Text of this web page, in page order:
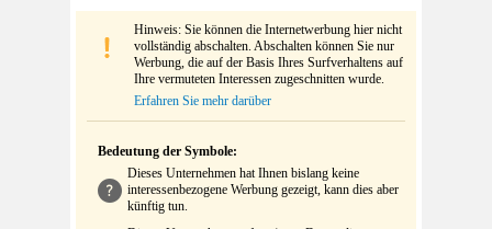
Hinweis: Sie können die Internetwerbung hier nicht
vollständig abschalten. Abschalten können Sie nur
Werbung, die auf der Basis Ihres Surfverhaltens auf
Ihre vermuteten Interessen zugeschnitten wurde.
Erfahren Sie mehr darüber
Bedeutung der Symbole:
Dieses Unternehmen hat Ihnen bislang keine
interessenbezogene Werbung gezeigt, kann dies aber
künftig tun.